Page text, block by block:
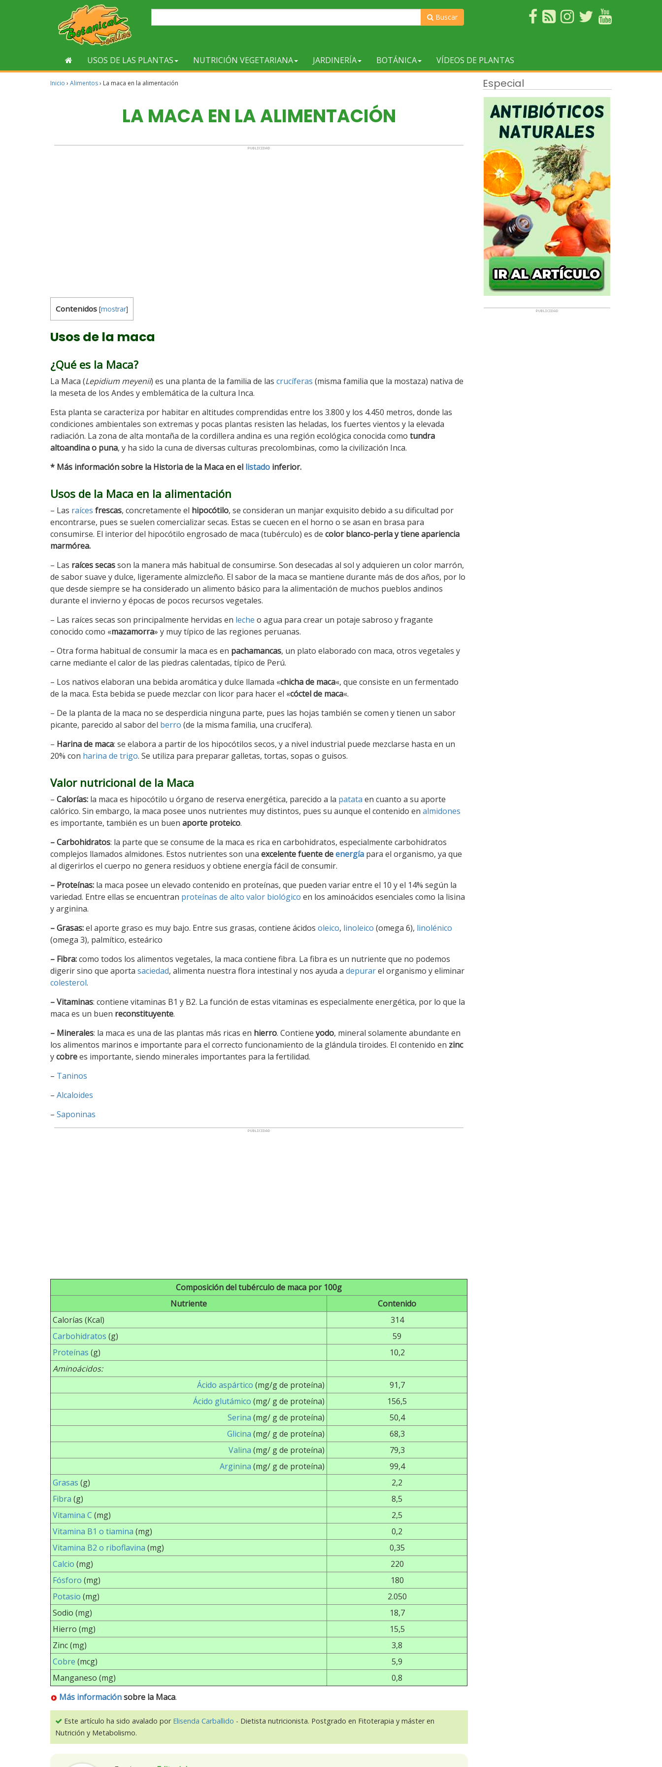
Buscar
USOS DE LAS PLANTAS NUTRICIÓN VEGETARIANA JARDINERÍA BOTÁNICA VÍDEOS DE PLANTAS
Inicio › Alimentos› La maca en la alimentación
LA MACA EN LA ALIMENTACIÓN
Contenidos [mostrar]
Usos de la maca
¿Qué es la Maca?
La Maca (Lepidium meyenii) es una planta de la familia de las crucíferas (misma familia que la mostaza) nativa de
la meseta de los Andes y emblemática de la cultura Inca.
Esta planta se caracteriza por habitar en altitudes comprendidas entre los 3.800 y los 4.450 metros, donde las
condiciones ambientales son extremas y pocas plantas resisten las heladas, los fuertes vientos y la elevada
radiación. La zona de alta montaña de la cordillera andina es una región ecológica conocida como tundra
altoandina o puna, y ha sido la cuna de diversas culturas precolombinas, como la civilización Inca.
* Más información sobre la Historia de la Maca en el listado inferior.
Usos de la Maca en la alimentación
– Las raíces frescas, concretamente el hipocótilo, se consideran un manjar exquisito debido a su dificultad por
encontrarse, pues se suelen comercializar secas. Estas se cuecen en el horno o se asan en brasa para
consumirse. El interior del hipocótilo engrosado de maca (tubérculo) es de color blanco-perla y tiene apariencia
marmórea.
– Las raíces secasson la manera más habitual de consumirse. Son desecadas al sol y adquieren un color marrón,
de sabor suave y dulce, ligeramente almizcleño. El sabor de la maca se mantiene durante más de dos años, por lo
que desde siempre se ha considerado un alimento básico para la alimentación de muchos pueblos andinos
durante el invierno y épocas de pocos recursos vegetales.
– Las raíces secas son principalmente hervidas en leche o agua para crear un potaje sabroso y fragante
conocido como «mazamorra» y muy típico de las regiones peruanas.
– Otra forma habitual de consumir la maca es en pachamancas, un plato elaborado con maca, otros vegetales y
carne mediante el calor de las piedras calentadas, típico de Perú.
– Los nativos elaboran una bebida aromática y dulce llamada «chicha de maca«, que consiste en un fermentado
de la maca. Esta bebida se puede mezclar con licor para hacer el «cóctel de maca«.
– De la planta de la maca no se desperdicia ninguna parte, pues las hojas también se comen y tienen un sabor
picante, parecido al sabor del berro (de la misma familia, una crucífera).
– Harina de maca: se elabora a partir de los hipocótilos secos, y a nivel industrial puede mezclarse hasta en un
20% con harina de trigo. Se utiliza para preparar galletas, tortas, sopas o guisos.
Valor nutricional de la Maca
– Calorías: la maca es hipocótilo u órgano de reserva energética, parecido a la patata en cuanto a su aporte
calórico. Sin embargo, la maca posee unos nutrientes muy distintos, pues su aunque el contenido en almidones
es importante, también es un buen aporte proteico.
– Carbohidratos: la parte que se consume de la maca es rica en carbohidratos, especialmente carbohidratos
complejos llamados almidones. Estos nutrientes son una excelente fuente deenergía para el organismo, ya que
al digerirlos el cuerpo no genera residuos y obtiene energía fácil de consumir.
– Proteínas: la maca posee un elevado contenido en proteínas, que pueden variar entre el 10 y el 14% según la
variedad. Entre ellas se encuentran proteínas de alto valor biológico en los aminoácidos esenciales como la lisina
y arginina.
– Grasas:el aporte graso es muy bajo. Entre sus grasas, contiene ácidos oleico, linoleico (omega 6), linolénico
(omega 3), palmítico, esteárico
– Fibra:como todos los alimentos vegetales, la maca contiene fibra. La fibra es un nutriente que no podemos
digerir sino que aporta saciedad, alimenta nuestra flora intestinal y nos ayuda a depurarel organismo y eliminar
colesterol.
– Vitaminas: contiene vitaminas B1 y B2. La función de estas vitaminas es especialmente energética, por lo que la
maca es un buen reconstituyente.
– Minerales: la maca es una de las plantas más ricas en hierro. Contiene yodo, mineral solamente abundante en
los alimentos marinos e importante para el correcto funcionamiento de la glándula tiroides. El contenido en zinc
ycobrees importante, siendo minerales importantes para la fertilidad.
– Taninos
– Alcaloides
– Saponinas
Composición del tubérculo de maca por 100g
Nutriente
Contenido
Calorías (Kcal)
314
Carbohidratos (g)
59
Proteínas (g)
10,2
Aminoácidos:
Ácido aspártico (mg/g de proteína)
91,7
Ácido glutámico (mg/ g de proteína)
156,5
Serina (mg/ g de proteína)
50,4
Glicina (mg/ g de proteína)
68,3
Valina (mg/ g de proteína)
79,3
Arginina (mg/ g de proteína)
99,4
Grasas (g)
2,2
Fibra (g)
8,5
Vitamina C (mg)
2,5
Vitamina B1 o tiamina (mg)
0,2
Vitamina B2 o riboflavina (mg)
0,35
Calcio (mg)
220
Fósforo (mg)
180
Potasio (mg)
2.050
Sodio (mg)
18,7
Hierro (mg)
15,5
Zinc (mg)
3,8
Cobre (mcg)
5,9
Manganeso (mg)
0,8
Más informaciónsobre la Maca.
Este artículo ha sido avalado por Elisenda Carballido - Dietista nutricionista. Postgrado en Fitoterapia y máster en
Nutrición y Metabolismo.
Especial